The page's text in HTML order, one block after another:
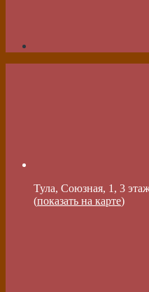
Тула, Союзная, 1, 3
(показать на карте)